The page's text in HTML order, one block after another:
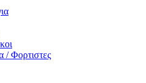
/ Φορτιστες